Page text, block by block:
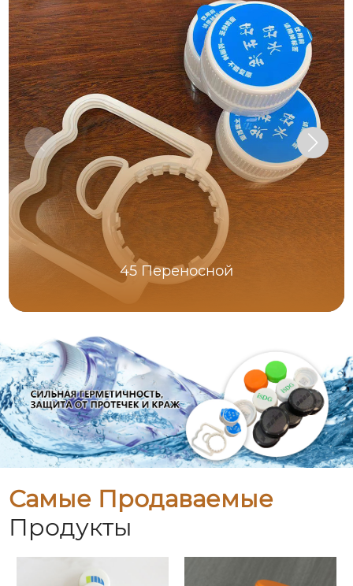
45 Переносной
Самые Продаваемые
Продукты